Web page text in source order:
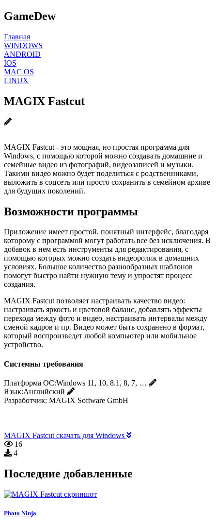
GameDew
Главная
WINDOWS
ANDROID
IOS
MAC OS
LINUX
MAGIX Fastcut
MAGIX Fastcut - это мощная, но простая программа для
Windows, с помощью которой можно создавать домашние и
семейные видео из фотографий, видеозаписей и музыки.
Такими видео можно будет поделиться с родственниками,
выложить в соцсеть или просто сохранить в семейном архиве
для будущих поколений.
Возможности программы
Приложение имеет простой, понятный интерфейс, благодаря
которому с программой могут работать все без исключения. В
добавок в нем есть инструменты для редактирования, с
помощью которых можно создать видеоролик в домашних
условиях. Большое количество разнообразных шаблонов
помогут быстро найти нужную тему и упростят процесс
создания.
MAGIX Fastcut позволяет настраивать качество видео:
настраивать яркость и цветовой баланс, добавлять эффекты
перехода между фото и видео, настраивать интервалы между
сменой кадров и пр. Видео может быть сохранено в формат,
который воспроизведет любой компьютер или мобильное
устройство.
Системны требования
Платформа ОС:Windows 11, 10, 8.1, 8, 7, …
Язык:Английский
Разработчик: MAGIX Software GmbH
MAGIX Fastcut скачать для Windows
16
4
Последние добавленные
Photo Ninja